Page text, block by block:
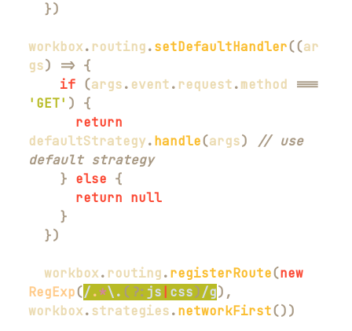
})
workbox.routing.setDefaultHandler((ar
gs) => {
if (args.event.request.method
===
'GET' )
{
return
defaultStrategy. handle(args)
// use
default strategy
} else {
return null
}
})
  workbox
.routing.registerRoute(new
RegExp(/.*\. (?: js css)/g) ,
workbox.strategies.networkFirst())